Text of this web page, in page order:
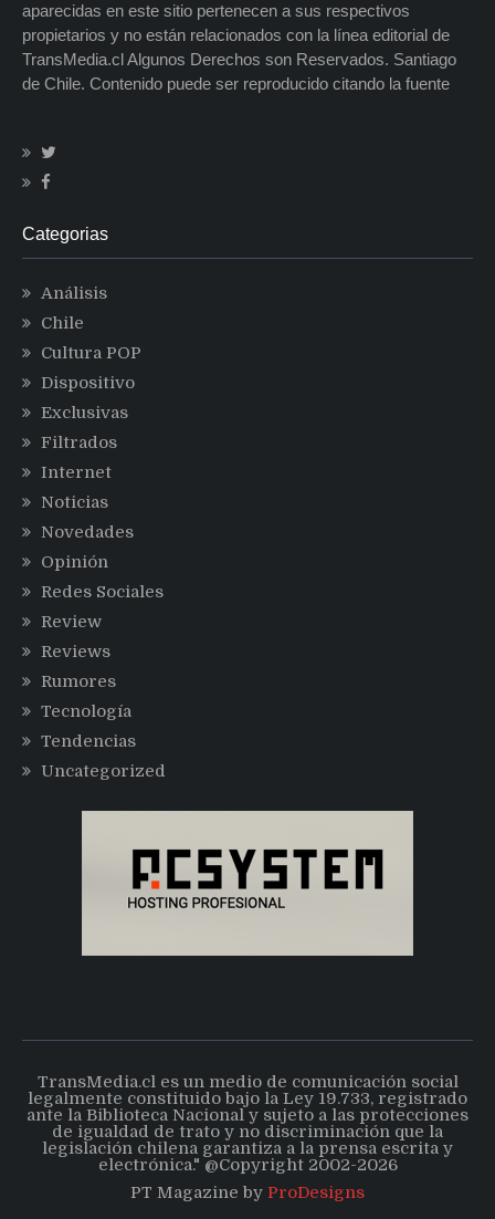
aparecidas en este sitio pertenecen a sus respectivos
propietarios y no están relacionados con la línea editorial de
TransMedia.cl Algunos Derechos son Reservados. Santiago
de Chile. Contenido puede ser reproducido citando la fuente
Categorias
Análisis
Chile
Cultura POP
Dispositivo
Exclusivas
Filtrados
Internet
Noticias
Novedades
Opinión
Redes Sociales
Review
Reviews
Rumores
Tecnología
Tendencias
Uncategorized
TransMedia.cl es un medio de comunicación social
legalmente constituido bajo la Ley 19.733, registrado
ante la Biblioteca Nacional y sujeto a las protecciones
de igualdad de trato y no discriminación que la
legislación chilena garantiza a la prensa escrita y
electrónica." @Copyright 2002-2026
PT Magazine by ProDesigns